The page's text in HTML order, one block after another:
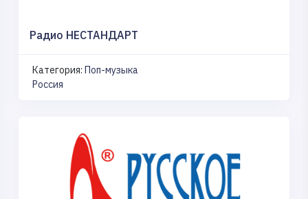
Радио НЕСТАНДАРТ
Категория: Поп-музыка
Россия